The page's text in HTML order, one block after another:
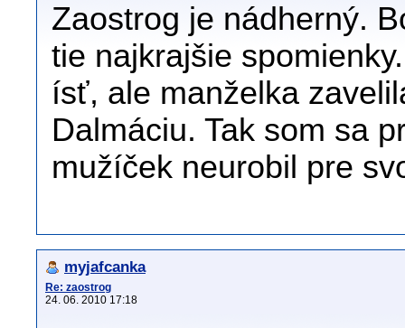
Zaostrog je nádherný.
tie najkrajšie
ísť, ale manželka
Dalmáciu. Tak som sa
mužíček neurobil pre
myjafcanka
Re: zaostrog
24. 06. 2010 17:18